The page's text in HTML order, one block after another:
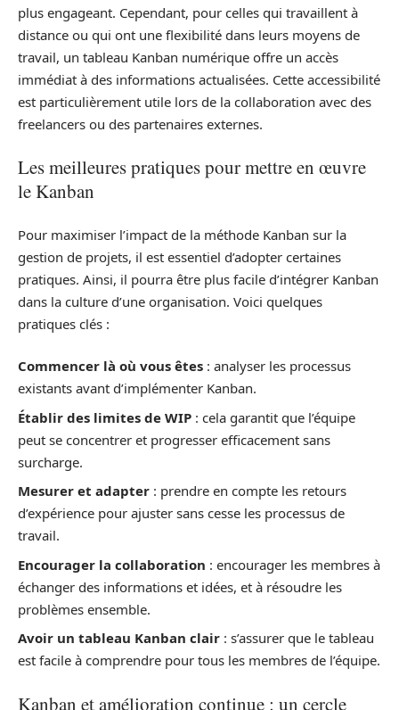
plus engageant. Cependant, pour celles qui travaillent à
distance ou qui ont une flexibilité dans leurs moyens de
travail, un tableau Kanban numérique offre un accès
immédiat à des informations actualisées. Cette accessibilité
est particulièrement utile lors de la collaboration avec des
freelancers ou des partenaires externes.
Les meilleures pratiques pour mettre en œuvre
le Kanban
Pour maximiser l’impact de la méthode Kanban sur la
gestion de projets, il est essentiel d’adopter certaines
pratiques. Ainsi, il pourra être plus facile d’intégrer Kanban
dans la culture d’une organisation. Voici quelques
pratiques clés :
Commencer là où vous êtes : analyser les processus
existants avant d’implémenter Kanban.
Établir des limites de WIP : cela garantit que l’équipe
peut se concentrer et progresser efficacement sans
surcharge.
Mesurer et adapter : prendre en compte les retours
d’expérience pour ajuster sans cesse les processus de
travail.
Encourager la collaboration : encourager les membres à
échanger des informations et idées, et à résoudre les
problèmes ensemble.
Avoir un tableau Kanban clair : s’assurer que le tableau
est facile à comprendre pour tous les membres de l’équipe.
Kanban et amélioration continue : un cercle